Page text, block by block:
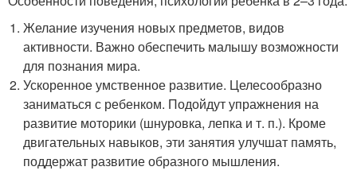
Желание изучения новых предметов, видов
активности. Важно обеспечить малышу возможности
для познания мира.
Ускоренное умственное развитие. Целесообразно
заниматься с ребенком. Подойдут упражнения на
развитие моторики (шнуровка, лепка и т. п.). Кроме
двигательных навыков, эти занятия улучшат память,
поддержат развитие образного мышления.